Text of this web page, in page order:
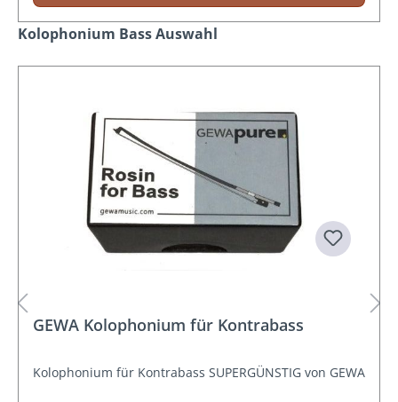
Produktgalerie überspringen
Kolophonium Bass Auswahl
GEWA Kolophonium für Kontrabass
Kolophonium für Kontrabass SUPERGÜNSTIG von GEWA